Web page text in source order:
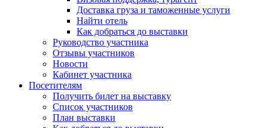
Доставка груза и таможенные услуги
Найти отель
Как добраться до выставки
Руководство участника
Отзывы участников
Новости
Кабинет участника
Посетителям
Получить билет на выставку
Список участников
План выставки